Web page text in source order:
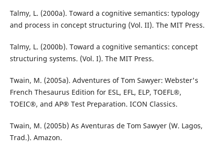
Talmy, L. (2000a). Toward a cognitive semantics: typology
and process in concept structuring (Vol. II). The MIT Press.
Talmy, L. (2000b). Toward a cognitive semantics: concept
structuring systems. (Vol. I). The MIT Press.
Twain, M. (2005a). Adventures of Tom Sawyer: Webster's
French Thesaurus Edition for ESL, EFL, ELP, TOEFL®,
TOEIC®, and AP® Test Preparation. ICON Classics.
Twain, M. (2005b) As Aventuras de Tom Sawyer (W. Lagos,
Trad.). Amazon.